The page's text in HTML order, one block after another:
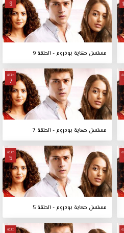
9
مسلسل حكاية بودروم - الحلقة 9
حلقة
7
مسلسل حكاية بودروم - الحلقة 7
حلقة
5
مسلسل حكاية بودروم - الحلقة 5
حلقة